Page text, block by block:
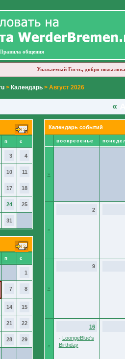
общения
Уважаемый Гость, добро
> Календарь> Август 2026
«
п с
3 4
10 11
17 18
24 25
31
п с
1
7 8
14 15
21 22
28 29
Календарь событий
воскресенье
»
»
2
»
9
»
16
· LoongeBlue's
Birthday